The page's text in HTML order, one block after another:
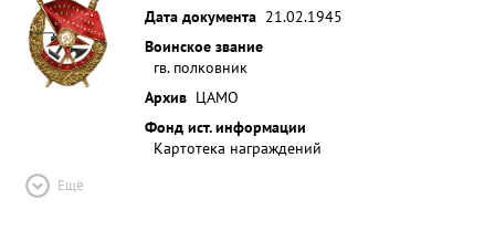
Дата документа 21.02.1945
Воинское звание
гв. полковник
Архив ЦАМО
Фонд ист. информации
Картотека награждений
Ещё